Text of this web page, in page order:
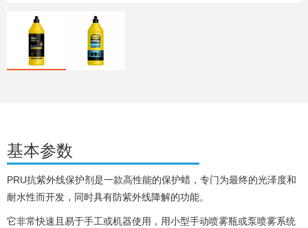
基本参数
PRU抗紫外线保护剂是一款高性能的保护蜡，专门为最终的光泽度和
耐水性而开发，同时具有防紫外线降解的功能。
它非常快速且易于手工或机器使用，用小型手动喷雾瓶或泵喷雾系统